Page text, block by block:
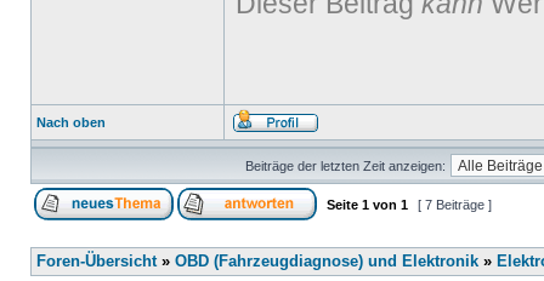
Nach oben
Beiträge der letzten Zeit anzeigen:
Seite 1 von 1 [ 7 Beiträge ]
Foren-Übersicht» OBD (Fahrzeugdiagnose) und Elektronik »